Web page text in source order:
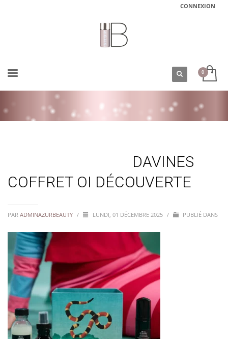
CONNEXION
DAVINES
COFFRET OI DÉCOUVERTE
PAR ADMINAZURBEAUTY / LUNDI, 01 DÉCEMBRE 2025 / PUBLIÉ DANS